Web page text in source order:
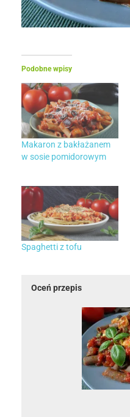
Podobne wpisy
Makaron z bakłażanem
w sosie pomidorowym
Spaghetti z tofu
Oceń przepis